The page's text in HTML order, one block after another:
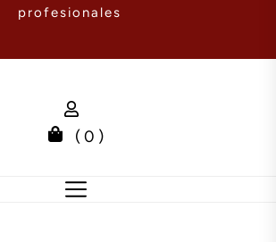
profesionales
( 0 )